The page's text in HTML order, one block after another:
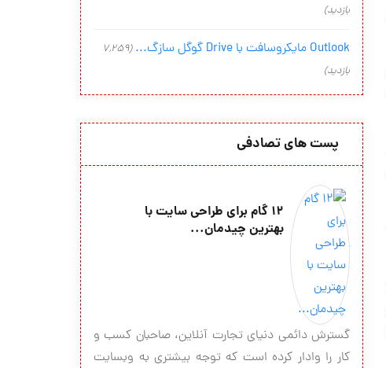
بازدید)
Outlook مایکروسافت با Drive گوگل سازگ...
(7,259
بازدید)
پست های تصادفی
12 گام برای طراحی سایت با
بهترین چیدمان...
گسترش دائمی دنیای تجارت آنلاین، صاحبان کسب و
کار را وادار کرده است که توجه بیشتری به وبسایت